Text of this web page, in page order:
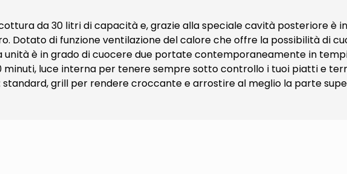
da 30 litri di capacità e, grazie alla speciale cavità posteriore è
Dotato di funzione ventilazione del calore che offre la possibilità di
unità è in grado di cuocere due portate contemporaneamente in
luce interna per tenere sempre sotto controllo i tuoi piatti e
standard, grill per rendere croccante e arrostire al meglio la parte